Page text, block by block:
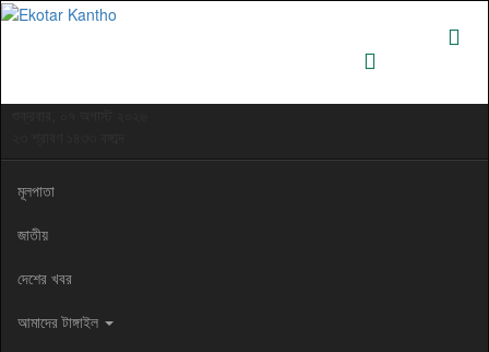
মূলপাতা
জাতীয়
দেশের খবর
আমাদের টাঙ্গাইল